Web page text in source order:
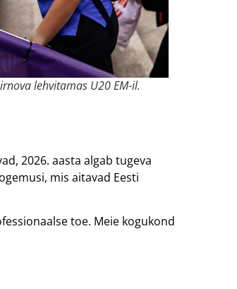
lehvitamas U20 EM-il.
2026. aasta algab tugeva
mis aitavad Eesti
toe. Meie kogukond